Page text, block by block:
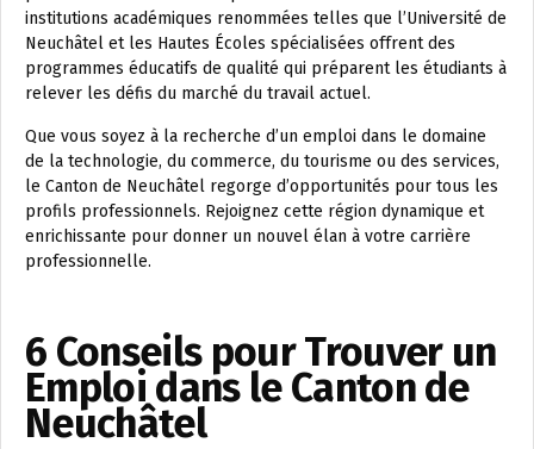
institutions académiques renommées telles que l’Université de
Neuchâtel et les Hautes Écoles spécialisées offrent des
programmes éducatifs de qualité qui préparent les étudiants à
relever les défis du marché du travail actuel.
Que vous soyez à la recherche d’un emploi dans le domaine
de la technologie, du commerce, du tourisme ou des services,
le Canton de Neuchâtel regorge d’opportunités pour tous les
profils professionnels. Rejoignez cette région dynamique et
enrichissante pour donner un nouvel élan à votre carrière
professionnelle.
6 Conseils pour Trouver un
Emploi dans le Canton de
Neuchâtel